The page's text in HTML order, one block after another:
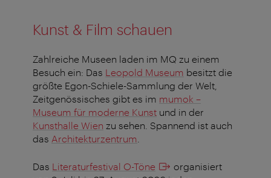
Kunst & Film schauen
Zahlreiche Museen laden im MQ zu einem
Besuch ein: Das Leopold Museum besitzt die
größte Egon-Schiele-Sammlung der Welt,
Zeitgenössisches gibt es im mumok –
Museum für moderne Kunst und in der
Kunsthalle Wien zu sehen. Spannend ist auch
das Architekturzentrum
Das Literaturfestival O-Töne
organisiert